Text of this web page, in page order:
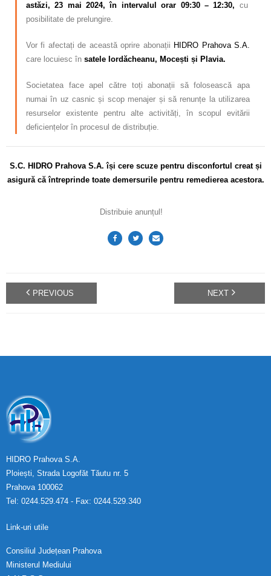
astăzi, 23 mai 2024, în intervalul orar 09:30 – 12:30, cu
posibilitate de prelungire.
Vor fi afectați de această oprire abonații HIDRO Prahova S.A.
care locuiesc în satele Iordăcheanu, Mocești și Plavia.
Societatea face apel către toți abonații să folosească apa
numai în uz casnic și scop menajer și să renunțe la utilizarea
resurselor existente pentru alte activități, în scopul evitării
deficiențelor în procesul de distribuție.
S.C. HIDRO Prahova S.A. își cere scuze pentru disconfortul creat și
asigură că întreprinde toate demersurile pentru remedierea acestora.
Distribuie anunțul!
PREVIOUS NEXT
HIDRO Prahova S.A.
Ploiești, Strada Logofăt Tăutu nr. 5
Prahova 100062
Tel: 0244.529.474 - Fax: 0244.529.340
Link-uri utile
Consiliul Județean Prahova
Ministerul Mediului